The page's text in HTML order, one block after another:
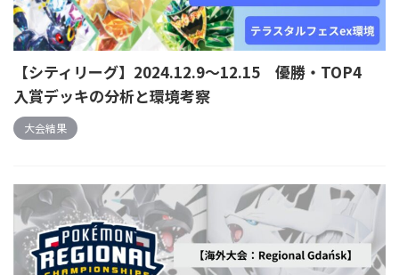
【シティリーグ】2024.12.9～12.15 優勝・TOP4
入賞デッキの分析と環境考察
大会結果